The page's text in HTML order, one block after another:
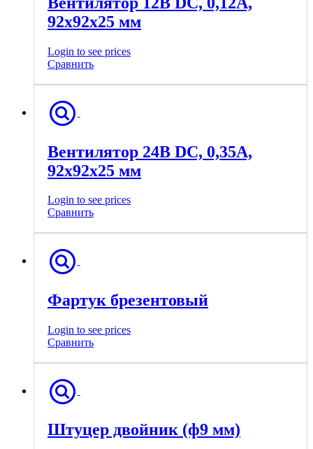
92х92х25 мм
Login to see prices
Сравнить
Вентилятор 24В DC, 0,35А,
92х92х25 мм
Login to see prices
Сравнить
Фартук брезентовый
Login to see prices
Сравнить
Штуцер двойник (ф9 мм)